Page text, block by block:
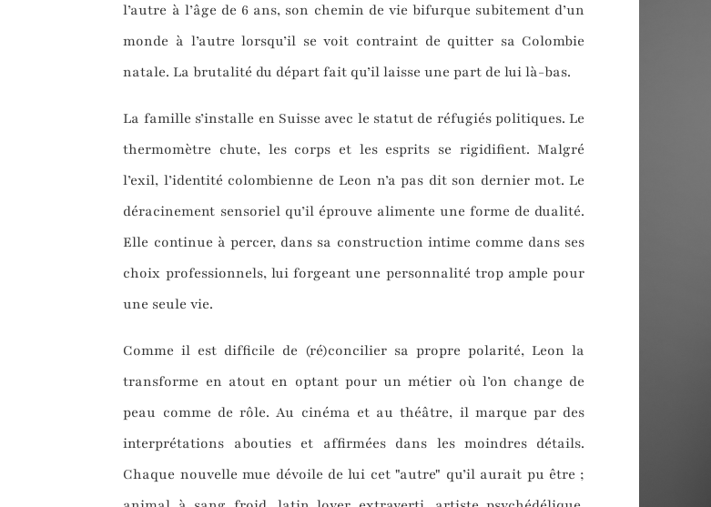
l’autre à l’âge de 6 ans, son chemin de vie bifurque subitement d’un
monde à l’autre lorsqu’il se voit contraint de quitter sa Colombie
natale. La brutalité du départ fait qu’il laisse une part de lui là-bas.
La famille s’installe en Suisse avec le statut de réfugiés politiques. Le
thermomètre chute, les corps et les esprits se rigidifient. Malgré
l’exil, l’identité colombienne de Leon n’a pas dit son dernier mot. Le
déracinement sensoriel qu’il éprouve alimente une forme de dualité.
Elle continue à percer, dans sa construction intime comme dans ses
choix professionnels, lui forgeant une personnalité trop ample pour
une seule vie.
Comme il est difficile de (ré)concilier sa propre polarité, Leon la
transforme en atout en optant pour un métier où l’on change de
peau comme de rôle. Au cinéma et au théâtre, il marque par des
interprétations abouties et affirmées dans les moindres détails.
Chaque nouvelle mue dévoile de lui cet "autre" qu’il aurait pu être ;